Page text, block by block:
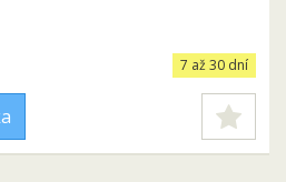
7 až 30 dní